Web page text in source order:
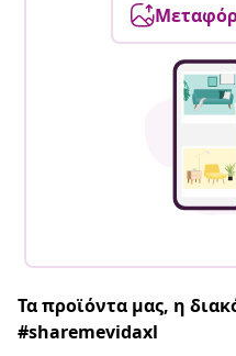
Τα προϊόντα μας, η
#sharemevidaxl